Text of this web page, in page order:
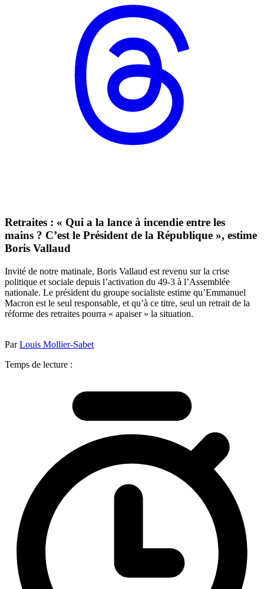
Retraites : « Qui a la lance à incendie entre les
mains ? C’est le Président de la République », estime
Boris Vallaud
Invité de notre matinale, Boris Vallaud est revenu sur la crise
politique et sociale depuis l’activation du 49-3 à l’Assemblée
nationale. Le président du groupe socialiste estime qu’Emmanuel
Macron est le seul responsable, et qu’à ce titre, seul un retrait de la
réforme des retraites pourra « apaiser » la situation.
ParLouis Mollier-Sabet
Temps de lecture :